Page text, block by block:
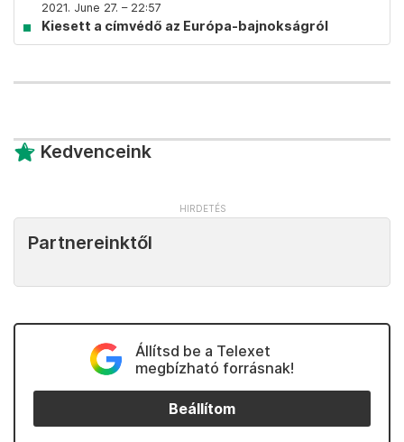
2021. June 27. – 22:57
Kiesett a címvédő az Európa-bajnokságról
Kedvenceink
Partnereinktől
Állítsd be a Telexet
megbízható forrásnak!
Beállítom